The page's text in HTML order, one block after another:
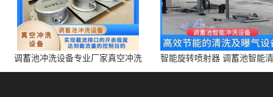
调蓄池冲洗设备专业厂家真空冲洗
装置厂家青岛铭源环保减少堵塞设
智能旋转喷射器 调蓄池智能
点对点面对面旋转清洗